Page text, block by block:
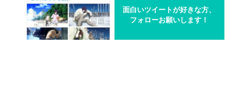
面白いツイートが好きな方、
フォローお願いします！